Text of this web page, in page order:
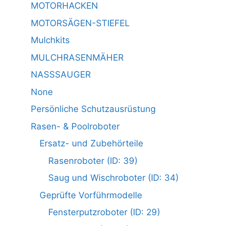
MOTORHACKEN
MOTORSÄGEN-STIEFEL
Mulchkits
MULCHRASENMÄHER
NASSSAUGER
None
Persönliche Schutzausrüstung
Rasen- & Poolroboter
Ersatz- und Zubehörteile
Rasenroboter (ID: 39)
Saug und Wischroboter (ID: 34)
Geprüfte Vorführmodelle
Fensterputzroboter (ID: 29)